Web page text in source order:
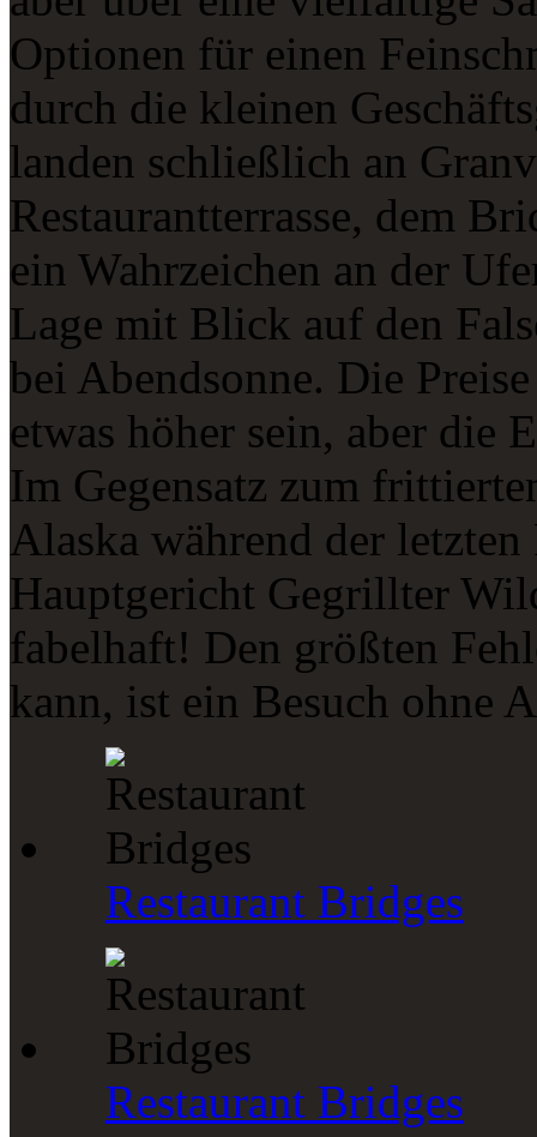
Optionen für einen
durch die kleinen
landen schließlich an
Restaurantterrasse, dem
ein Wahrzeichen an der
Lage mit Blick auf den
bei Abendsonne. Die
etwas höher sein, aber die
Im Gegensatz zum
Alaska während der
Hauptgericht Gegrillter
fabelhaft! Den größten
kann, ist ein Besuch ohne
Restaurant Bridges
Restaurant Bridges